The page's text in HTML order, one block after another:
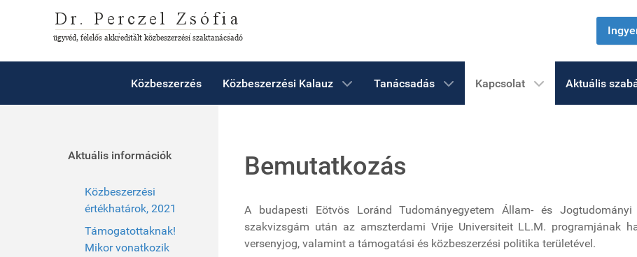
Közbeszerzés Közbeszerzési Kalauz Tanácsadás Kapcsolat Aktuális
Aktuális információk
Közbeszerzési
értékhatárok, 2021
Támogatottaknak!
Mikor vonatkozik
Bemutatkozás
A budapesti Eötvös Loránd Tudományegyetem Állam- és
szakvizsgám után az amszterdami Vrije Universiteit LL.M. programjának
versenyjog, valamint a támogatási és közbeszerzési politika területével.